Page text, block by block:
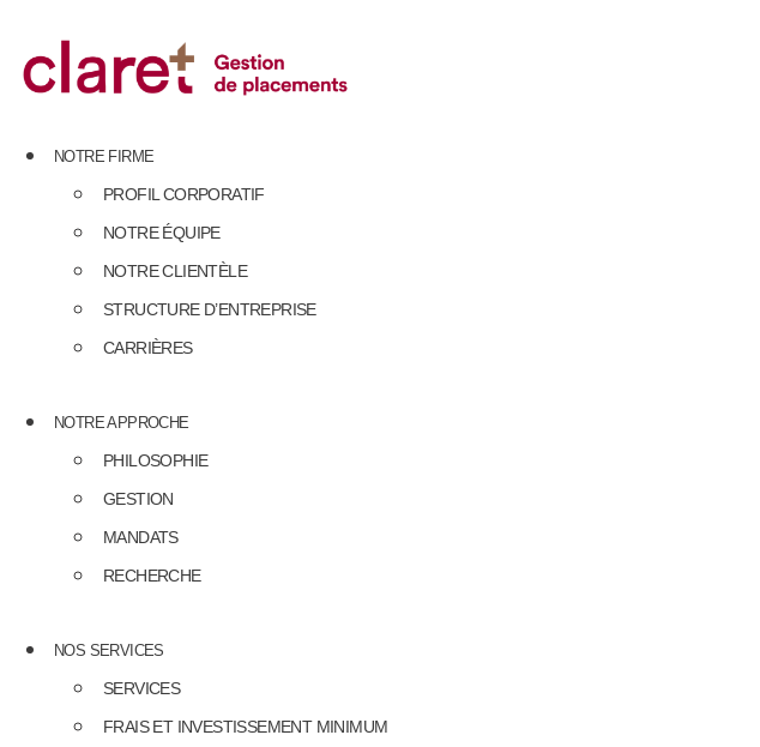
content
NOTRE FIRME
PROFIL CORPORATIF
NOTRE ÉQUIPE
NOTRE CLIENTÈLE
STRUCTURE D’ENTREPRISE
CARRIÈRES
NOTRE APPROCHE
PHILOSOPHIE
GESTION
MANDATS
RECHERCHE
NOS SERVICES
SERVICES
FRAIS ET INVESTISSEMENT MINIMUM